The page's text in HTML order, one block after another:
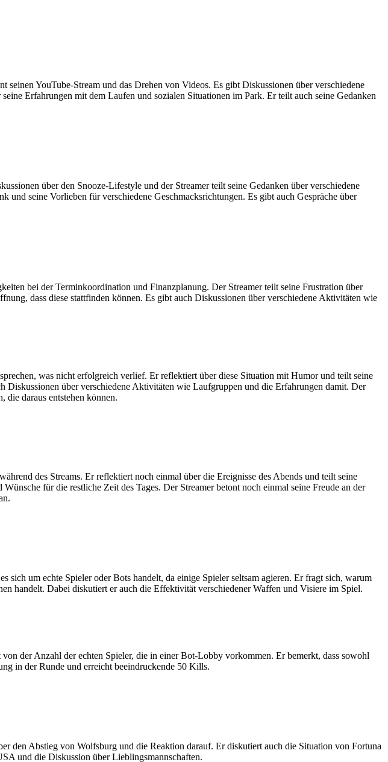
YouTube-Stream und das Drehen von Videos. Es gibt Diskussionen über verschiedene
Erfahrungen mit dem Laufen und sozialen Situationen im Park. Er teilt auch seine Gedanken
über den Snooze-Lifestyle und der Streamer teilt seine Gedanken über verschiedene
seine Vorlieben für verschiedene Geschmacksrichtungen. Es gibt auch Gespräche über
bei der Terminkoordination und Finanzplanung. Der Streamer teilt seine Frustration über
dass diese stattfinden können. Es gibt auch Diskussionen über verschiedene Aktivitäten wie
was nicht erfolgreich verlief. Er reflektiert über diese Situation mit Humor und teilt seine
Diskussionen über verschiedene Aktivitäten wie Laufgruppen und die Erfahrungen damit. Der
die daraus entstehen können.
des Streams. Er reflektiert noch einmal über die Ereignisse des Abends und teilt seine
für die restliche Zeit des Tages. Der Streamer betont noch einmal seine Freude an der
sich um echte Spieler oder Bots handelt, da einige Spieler seltsam agieren. Er fragt sich, warum
handelt. Dabei diskutiert er auch die Effektivität verschiedener Waffen und Visiere im Spiel.
der Anzahl der echten Spieler, die in einer Bot-Lobby vorkommen. Er bemerkt, dass sowohl
in der Runde und erreicht beeindruckende 50 Kills.
den Abstieg von Wolfsburg und die Reaktion darauf. Er diskutiert auch die Situation von Fortuna
und die Diskussion über Lieblingsmannschaften.